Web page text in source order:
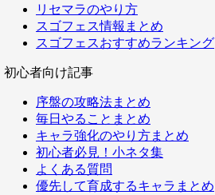
リセマラのやり方
スゴフェス情報まとめ
スゴフェスおすすめランキング
初心者向け記事
序盤の攻略法まとめ
毎日やることまとめ
キャラ強化のやり方まとめ
初心者必見！小ネタ集
よくある質問
優先して育成するキャラまとめ